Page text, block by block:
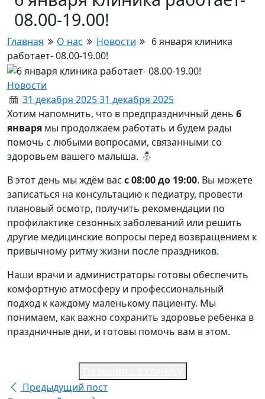
08.00-19.00!
Главная О нас Новости
6 января клиника
работает- 08.00-19.00!
Новости
31 декабря 202531 декабря 2025
Хотим напомнить, что в предпраздничный день 6
января мы продолжаем работать и будем рады
помочь с любыми вопросами, связанными со
здоровьем вашего малыша. ⛄️
В этот день мы ждём вас с 08:00 до 19:00. Вы можете
записаться на консультацию к педиатру, провести
плановый осмотр, получить рекомендации по
профилактике сезонных заболеваний или решить
другие медицинские вопросы перед возвращением к
привычному ритму жизни после праздников.
Наши врачи и администраторы готовы обеспечить
комфортную атмосферу и профессиональный
подход к каждому маленькому пациенту. Мы
понимаем, как важно сохранить здоровье ребёнка в
праздничные дни, и готовы помочь вам в этом.
Предыдущий пост